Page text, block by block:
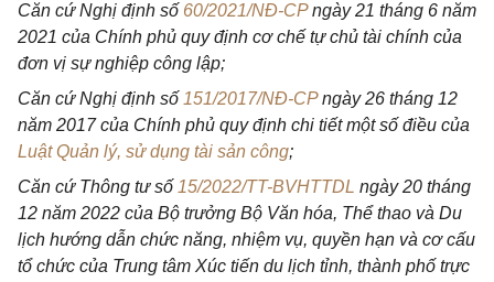
Căn cứ Nghị định số 60/2021/NĐ-CPngày 21 tháng 6 năm
2021 của Chính phủ quy định cơ chế tự chủ tài chính của
đơn vị sự nghiệp công lập;
Căn cứ Nghị định số 151/2017/NĐ-CPngày 26 tháng 12
năm 2017 của Chính phủ quy định chi tiết một số điều của
Luật Quản lý, sử dụng tài sản công;
Căn cứ Thông tư số 15/2022/TT-BVHTTDL ngày 20 tháng
12 năm 2022 của Bộ trưởng Bộ Văn hóa, Thể thao và Du
lịch hướng dẫn chức năng, nhiệm vụ, quyền hạn và cơ cấu
tổ chức của Trung tâm Xúc tiến du lịch tỉnh, thành phố trực